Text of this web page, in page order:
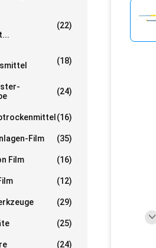
(22)
(18)
(24)
(16)
Film (35)
Film (16)
(12)
(29)
(25)
(24)